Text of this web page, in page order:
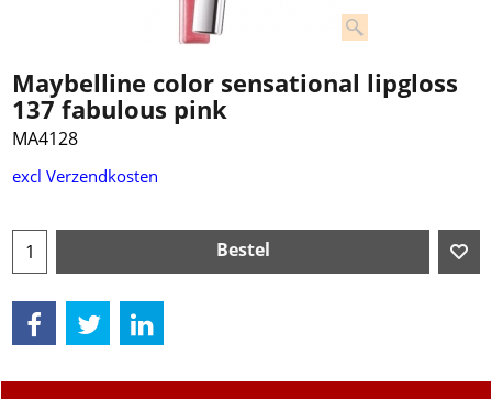
Maybelline color sensational lipgloss
137 fabulous pink
MA4128
excl Verzendkosten
Bestel